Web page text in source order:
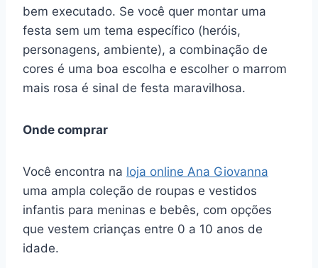
bem executado. Se você quer montar uma
festa sem um tema específico (heróis,
personagens, ambiente), a combinação de
cores é uma boa escolha e escolher o marrom
mais rosa é sinal de festa maravilhosa.
Onde comprar
Você encontra na loja online Ana Giovanna
uma ampla coleção de roupas e vestidos
infantis para meninas e bebês, com opções
que vestem crianças entre 0 a 10 anos de
idade.